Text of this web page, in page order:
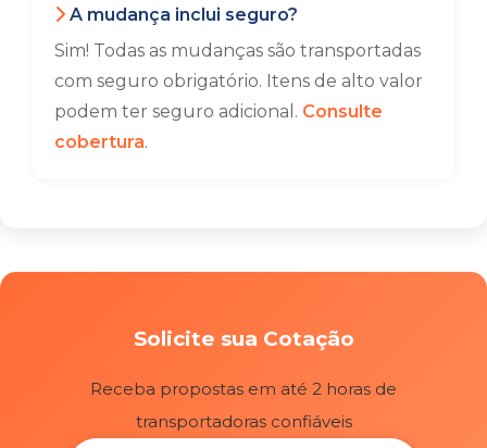
A mudança inclui seguro?
Sim! Todas as mudanças são transportadas
com seguro obrigatório. Itens de alto valor
podem ter seguro adicional. Consulte
cobertura.
Solicite sua Cotação
Receba propostas em até 2 horas de
transportadoras confiáveis